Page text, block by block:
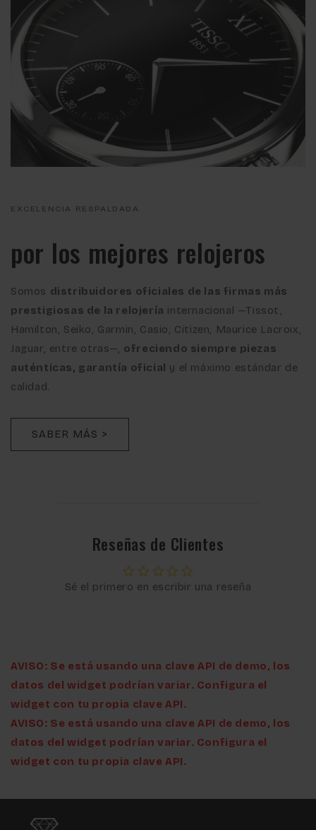
EXCELENCIA RESPALDADA
por los mejores relojeros
Somos distribuidores oficiales de las firmas más
prestigiosas de la relojería internacional —Tissot,
Hamilton, Seiko, Garmin, Casio, Citizen, Maurice Lacroix,
Jaguar, entre otras—, ofreciendo siempre piezas
auténticas, garantía oficial y el máximo estándar de
calidad.
SABER MÁS >
Reseñas de Clientes
Sé el primero en escribir una reseña
AVISO: Se está usando una clave API de demo, los
datos del widget podrían variar. Configura el
widget con tu propia clave API.
AVISO: Se está usando una clave API de demo, los
datos del widget podrían variar. Configura el
widget con tu propia clave API.